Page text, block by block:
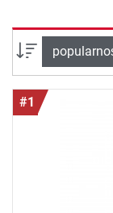
sortuj wg:
#1